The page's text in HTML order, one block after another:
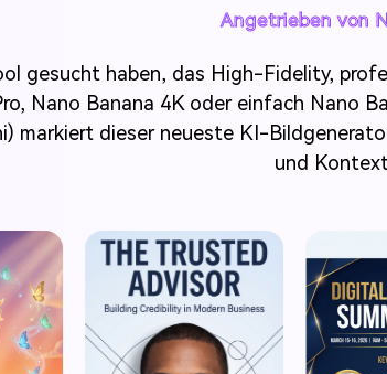
Angetrieben von
gesucht haben, das High-Fidelity,
Nano Banana 4K oder einfach Nano
markiert dieser neueste KI-
und